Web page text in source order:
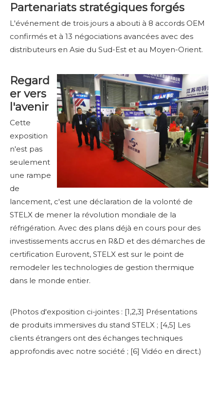
Partenariats stratégiques forgés
L'événement de trois jours a abouti à 8 accords OEM
confirmés et à 13 négociations avancées avec des
distributeurs en Asie du Sud-Est et au Moyen-Orient.
Regard
er vers
l'avenir
Cette
exposition
n'est pas
seulement
une rampe
de
lancement, c'est une déclaration de la volonté de
STELX de mener la révolution mondiale de la
réfrigération. Avec des plans déjà en cours pour des
investissements accrus en R&D et des démarches de
certification Eurovent, STELX est sur le point de
remodeler les technologies de gestion thermique
dans le monde entier.
(Photos d'exposition ci-jointes : [1,2,3] Présentations
de produits immersives du stand STELX ; [4,5] Les
clients étrangers ont des échanges techniques
approfondis avec notre société ; [6] Vidéo en direct.)